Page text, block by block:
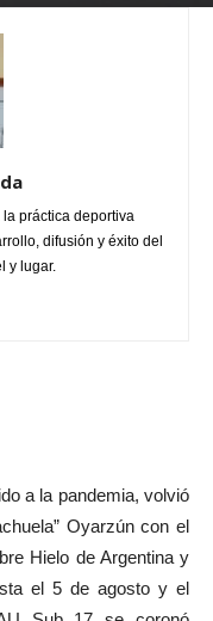
práctica deportiva
difusión y éxito del
y lugar.
a la pandemia, volvió
Oyarzún con el
Hielo de Argentina y
el 5 de agosto y el